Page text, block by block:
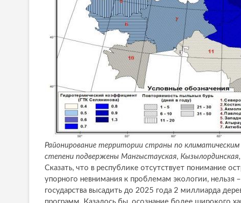
Районирование территории страны по
степени подвержены Мангыстауская,
Сказать, что в республике отсутствует понимание
упорного невнимания к проблемам экологии,
государства высадить до 2025 года 2 миллиарда